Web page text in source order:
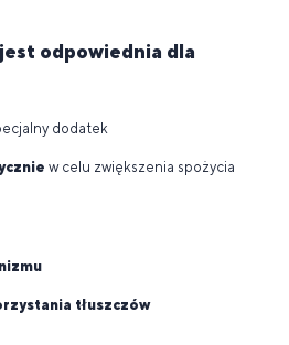
odpowiednia dla
dodatek
w celu zwiększenia spożycia
tłuszczów